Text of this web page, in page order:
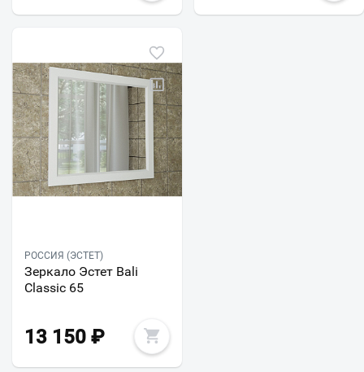
РОССИЯ (ЭСТЕТ)
Зеркало Эстет Bali
Classic 65
13 150 ₽